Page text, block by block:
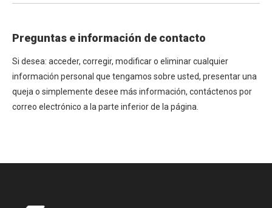
Preguntas e información de contacto
Si desea: acceder, corregir, modificar o eliminar cualquier
información personal que tengamos sobre usted, presentar una
queja o simplemente desee más información, contáctenos por
correo electrónico a la parte inferior de la página.